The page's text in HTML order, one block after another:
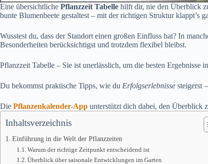
Eine übersichtliche Pflanzzeit Tabelle hilft dir, nie den Überblick
bunte Blumenbeete gestaltest – mit der richtigen Struktur klappt’s
Wusstest du, dass der Standort einen großen Einfluss hat? In
Besonderheiten berücksichtigst und trotzdem flexibel bleibst.
Pflanzzeit Tabelle – Sie ist unerlässlich, um die besten
Du bekommst praktische Tipps, wie du Erfolgserlebnisse steigerst
Die Pflanzenkalender-App unterstützt dich dabei, den Überblick
Inhaltsverzeichnis
Einführung in die Welt der Pflanzzeiten
Warum der richtige Zeitpunkt entscheidend ist
Überblick über saisonale Entwicklungen im Garten